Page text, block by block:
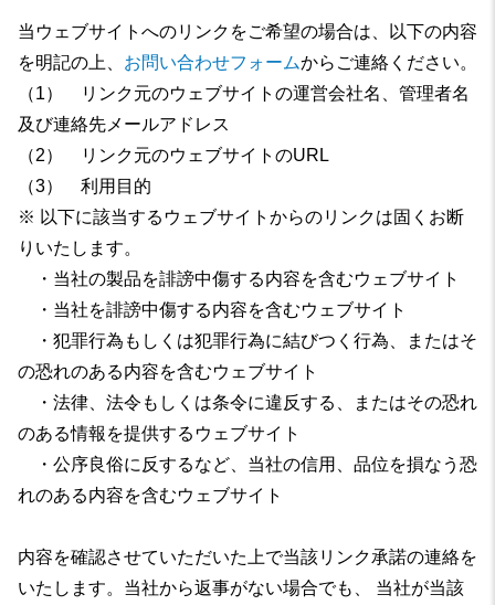
当ウェブサイトへのリンクをご希望の場合は、以下の内容
を明記の上、 お問い合わせフォームからご連絡ください。
（1） リンク元のウェブサイトの運営会社名、管理者名
及び連絡先メールアドレス
（2） リンク元のウェブサイトのURL
（3） 利用目的
※ 以下に該当するウェブサイトからのリンクは固くお断
りいたします。
・当社の製品を誹謗中傷する内容を含むウェブサイト
・当社を誹謗中傷する内容を含むウェブサイト
・犯罪行為もしくは犯罪行為に結びつく行為、またはそ
の恐れのある内容を含むウェブサイト
・法律、法令もしくは条令に違反する、またはその恐れ
のある情報を提供するウェブサイト
・公序良俗に反するなど、当社の信用、品位を損なう恐
れのある内容を含むウェブサイト
内容を確認させていただいた上で当該リンク承諾の連絡を
いたします。当社から返事がない場合でも、 当社が当該